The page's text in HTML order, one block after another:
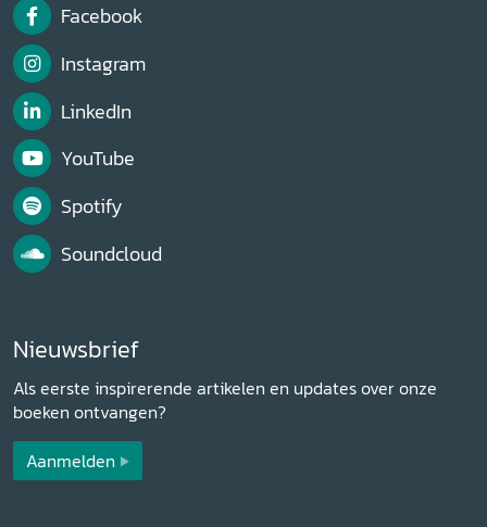
Facebook
Instagram
LinkedIn
YouTube
Spotify
Soundcloud
Nieuwsbrief
Als eerste inspirerende artikelen en updates over onze
boeken ontvangen?
Aanmelden